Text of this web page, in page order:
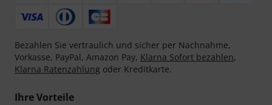
Bezahlen Sie vertraulich und sicher per Nachnahme,
Vorkasse, PayPal, Amazon Pay, Klarna Sofort bezahlen,
Klarna Ratenzahlung oder Kreditkarte.
Ihre Vorteile